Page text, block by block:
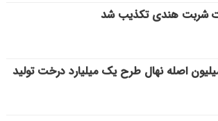
شربت هندی تکذیب شد
میلیون اصله نهال طرح یک میلیارد درخت تولید